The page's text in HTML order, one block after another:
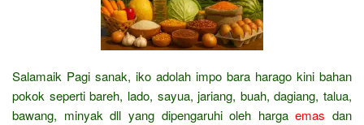
Salamaik Pagi sanak, iko adolah impo bara harago kini bahan
pokok seperti bareh, lado, sayua, jariang, buah, dagiang, talua,
bawang, minyak dll yang dipengaruhi oleh hargaemas dan